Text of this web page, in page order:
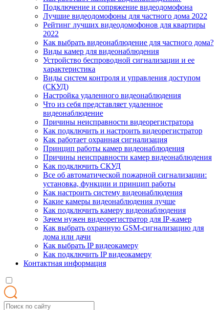
Подключение и сопряжение видеодомофона
Лучшие видеодомофоны для частного дома 2022
Рейтинг лучших видеодомофонов для квартиры
2022
Как выбрать видеонаблюдение для частного дома?
Виды камер для видеонаблюдения
Устройство беспроводной сигнализации и ее
характеристика
Виды систем контроля и управления доступом
(СКУД)
Настройка удаленного видеонаблюдения
Что из себя представляет удаленное
видеонаблюдение
Причины неисправности видеорегистратора
Как подключить и настроить видеорегистратор
Как работает охранная сигнализация
Принцип работы камер видеонаблюдения
Причины неисправности камер видеонаблюдения
Как подключить СКУД
Все об автоматической пожарной сигнализации:
установка, функции и принцип работы
Как настроить систему видеонаблюдения
Какие камеры видеонаблюдения лучше
Как подключить камеру видеонаблюдения
Зачем нужен видеорегистратор для IP-камер
Как выбрать охранную GSM-сигнализацию для
дома или дачи
Как выбрать IP видеокамеру
Как подключить IP видеокамеру
Контактная информация